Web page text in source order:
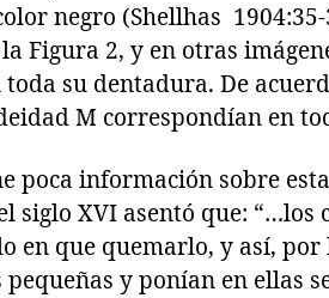
negro (Shellhas
Figura 2, y en otras
su dentadura. De
M correspondían en
poca información sobre
siglo XVI asentó que:
en que quemarlo, y así, por
y ponían en ellas